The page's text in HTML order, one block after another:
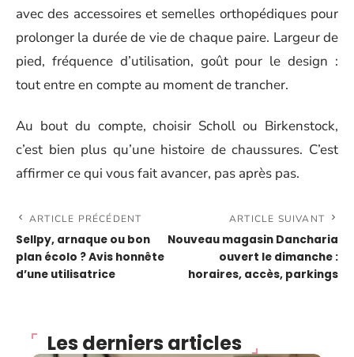
avec des accessoires et semelles orthopédiques pour
prolonger la durée de vie de chaque paire. Largeur de
pied, fréquence d’utilisation, goût pour le design :
tout entre en compte au moment de trancher.
Au bout du compte, choisir Scholl ou Birkenstock,
c’est bien plus qu’une histoire de chaussures. C’est
affirmer ce qui vous fait avancer, pas après pas.
ARTICLE PRÉCÉDENT
Sellpy, arnaque ou bon
plan écolo ? Avis honnête
d’une utilisatrice
ARTICLE SUIVANT
Nouveau magasin Dancharia
ouvert le dimanche :
horaires, accès, parkings
Les derniers articles